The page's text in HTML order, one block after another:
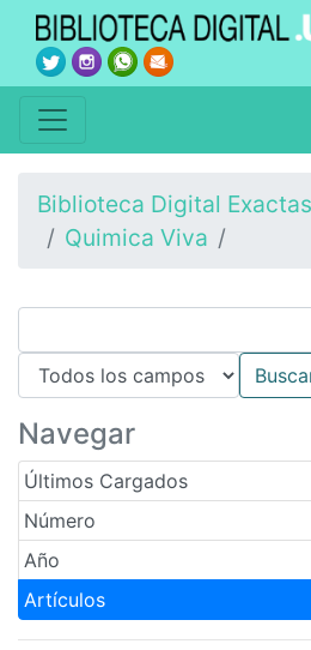
Biblioteca Digital Exactas
Quimica Viva
Navegar
Últimos Cargados
Número
Año
Artículos